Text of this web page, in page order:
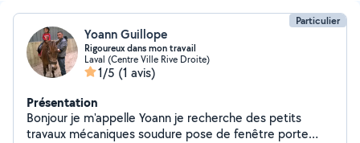
Particulier
Yoann Guillope
Rigoureux dans mon travail
Laval (Centre Ville Rive Droite)
1/5 (1 avis)
Présentation
Bonjour je m'appelle Yoann je recherche des petits
travaux mécaniques soudure pose de fenêtre porte